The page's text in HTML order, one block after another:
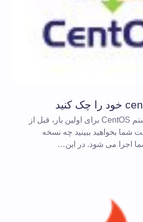
هنگام ورود به یک سیستم CentOS برای اولین بار، قبل از
شما بخواهید ببینید چه نسخه